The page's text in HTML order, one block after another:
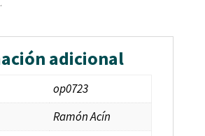
adicional
op0723
Ramón Acín